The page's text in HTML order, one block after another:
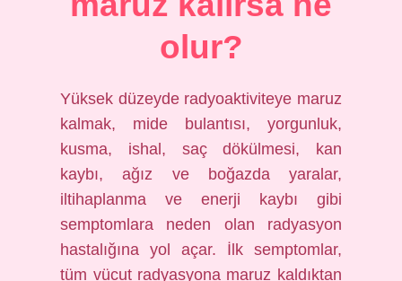
olur?
Yüksek düzeyde radyoaktiviteye maruz
kalmak, mide bulantısı, yorgunluk,
kusma, ishal, saç dökülmesi, kan
kaybı, ağız ve boğazda yaralar,
iltihaplanma ve enerji kaybı gibi
semptomlara neden olan radyasyon
hastalığına yol açar. İlk semptomlar,
tüm vücut radyasyona maruz kaldıktan